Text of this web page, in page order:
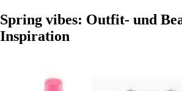
Spring vibes: Outfit- und
Inspiration